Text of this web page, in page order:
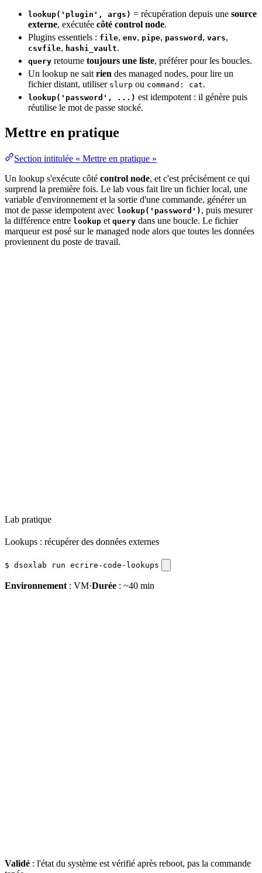
lookup('plugin', args) = récupération depuis une source
externe, exécutée côté control node.
Plugins essentiels : file, env, pipe, password , vars,
csvfile, hashi_vault.
query retourne toujours une liste, préférer pour les boucles.
Un lookup ne sait rien des managed nodes, pour lire un
fichier distant, utiliser slurp ou command: cat.
lookup('password', ...) est idempotent : il génère puis
réutilise le mot de passe stocké.
Mettre en pratique
Section intitulée « Mettre en pratique »
Un lookup s'exécute côté control node, et c'est précisément ce qui
surprend la première fois. Le lab vous fait lire un fichier local, une
variable d'environnement et la sortie d'une commande, générer un
mot de passe idempotent avec lookup('password') , puis mesurer
la différence entre lookup et query dans une boucle. Le fichier
marqueur est posé sur le managed node alors que toutes les données
proviennent du poste de travail.
Lab pratique
Lookups : récupérer des données externes
$ dsoxlab run ecrire-code-lookups
Environnement : VM·Durée : ~40 min
Validé : l'état du système est vérifié après reboot, pas la commande